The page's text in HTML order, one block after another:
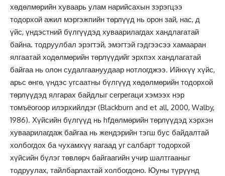
хөдөлмөрийн хуваарь улам нарийсахын зэрэгцээ
тодорхой ажил мэргэжпийн төрлүүд нь орон зай, нас, д
үйс, үндэстний бүлгүүдэд хуваарилагдах хандлагатай
байна. тодруулбал эрэгтэй, эмэгтэй гэдгээсээ хамааран
ялгаатай ходөлмөрийн төрлүүдийг эрхпэх хандлагатай
байгаа нь олон судалгаануудаар нотлогджээ. Ийнхүү хүйс,
арьс өнгө, үндэс угсаатны бүлгүүд хөдөлмөрийн тодорхой
төрлүүдэд ялгарах байдлыг сегрегаци хэмээх нэр
томъёогоор илэрхийлдэг (Blackburn and et all, 2000, Walby,
1986). Хүйсийн бүлгүүд нь hfдөлмөрийн төрлүүдэд хэрхэн
хуваарилагдаж байгаа нь жендэрийн тэгш бус байдалтай
холбогдох ба чухамхүү яагаад уг салбарт тодорхой
хүйсийн бүлэг төвлөрч байгаагийн учир шалтгааныг
тодруулах, тайлбарлахтай холбогдоно. Юуны түрүүнд